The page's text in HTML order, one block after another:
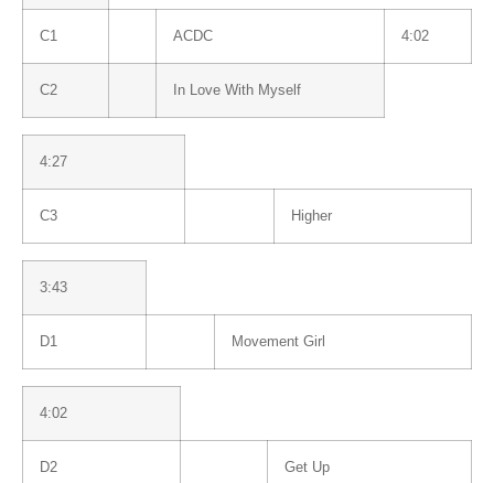
C1 ACDC 4:02
C2 In Love With Myself
4:27
C3 Higher
3:43
D1 Movement Girl
4:02
D2 Get Up